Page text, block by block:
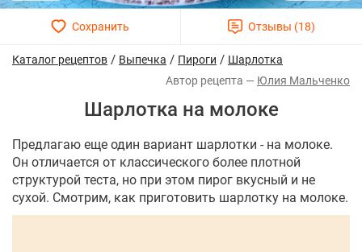
Каталог рецептов / Выпечка / Пироги / Шарлотка
Юлия Мальченко
Шарлотка на молоке
Предлагаю еще один вариант шарлотки - на молоке.
Он отличается от классического более плотной
структурой теста, но при этом пирог вкусный и не
сухой. Смотрим, как приготовить шарлотку на молоке.